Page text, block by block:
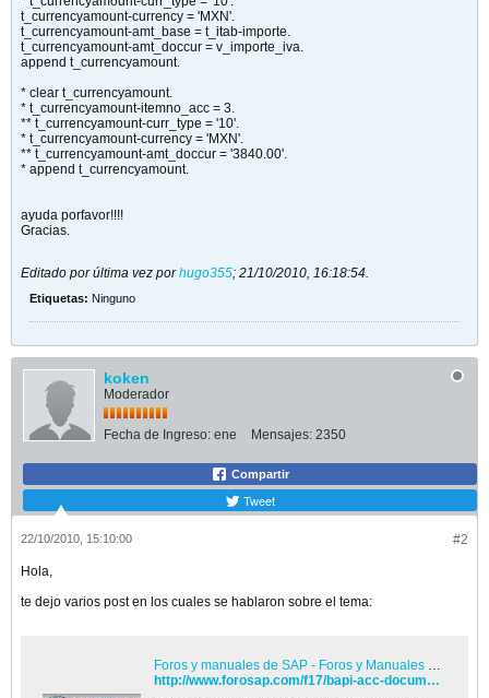
t_currencyamount-currency = 'MXN'.
t_currencyamount-amt_base = t_itab-importe.
t_currencyamount-amt_doccur = v_importe_iva.
append t_currencyamount.
* clear t_currencyamount.
* t_currencyamount-itemno_acc = 3.
** t_currencyamount-curr_type = '10'.
* t_currencyamount-currency = 'MXN'.
** t_currencyamount-amt_doccur = '3840.00'.
* append t_currencyamount.
ayuda porfavor!!!!
Gracias.
Editado por última vez porhugo355; 21/10/2010, 16:18:54.
Etiquetas: Ninguno
koken
Moderador
Fecha de Ingreso: ene Mensajes: 2350
Compartir
Tweet
#2
22/10/2010, 15:10:00
Hola,
te dejo varios post en los cuales se hablaron sobre el tema:
Foros y manuales de SAP - Foros y Manuales de SAP
http://www.forosap.com/f17/bapi-acc-document-post-para-contabilizar-t1486/